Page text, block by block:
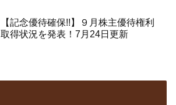
【記念優待確保!!】９月株主優待権利
取得状況を発表！7月24日更新